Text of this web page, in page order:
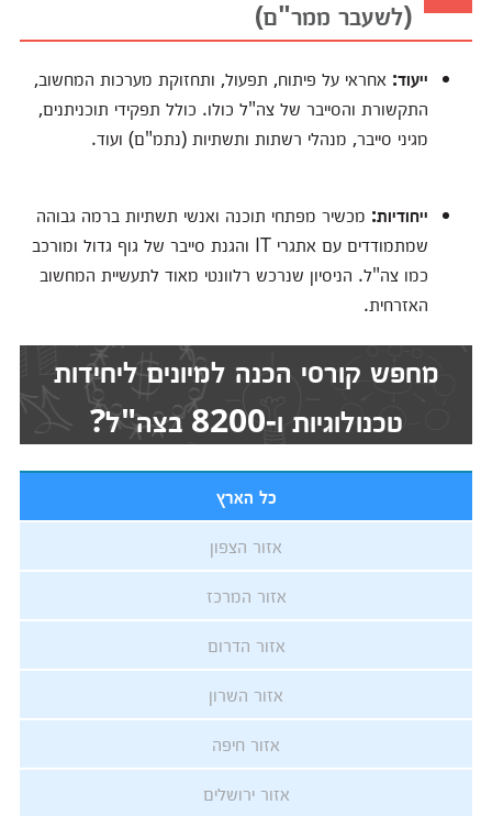
(לשעבר ממר"ם)
ייעוד: אחראי על פיתוח, תפעול, ותחזוקת מערכות המחשוב,
התקשורת והסייבר של צה"ל כולו. כולל תפקידי תוכניתנים,
מגיני סייבר, מנהלי רשתות ותשתיות (נתמ"ם) ועוד.
ייחודיות: מכשיר מפתחי תוכנה ואנשי תשתיות ברמה גבוהה
שמתמודדים עם אתגרי IT והגנת סייבר של גוף גדול ומורכב
כמו צה"ל. הניסיון שנרכש רלוונטי מאוד לתעשיית המחשוב
האזרחית.
מחפש קורסי הכנה למיונים ליחידות
טכנולוגיות ו-8200 בצה"ל?
כל הארץ
אזור הצפון
אזור המרכז
אזור הדרום
אזור השרון
אזור חיפה
אזור ירושלים